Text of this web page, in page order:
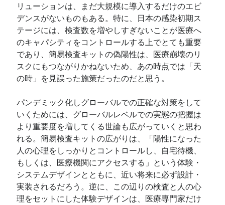
リューションは、まだ大規模に導入するだけのエビ
デンスがないものもある。特に、日本の感染初期ス
テージには、検査数を増やしすぎないことが医療へ
のキャパシティをコントロールする上でとても重要
であり、簡易検査キットの偽陽性は、医療崩壊のリ
スクにもつながりかねないため、あの時点では「天
の時」を見誤った施策だったのだと思う。
パンデミック化しグローバルでの正確な対策をして
いくためには、グローバルレベルでの実態の把握は
より重要度を増してくる世論も広がっていくと思わ
れる。簡易検査キットの広がりは、「陽性になった
人の心理をしっかりとコントロールし、自宅待機、
もしくは、医療機関にアクセスする」という体験・
システムデザインとともに、近い将来に必ず設計・
実装されるだろう。逆に、この辺りの検査と人の心
理をセットにした体験デザインは、医療専門家だけ